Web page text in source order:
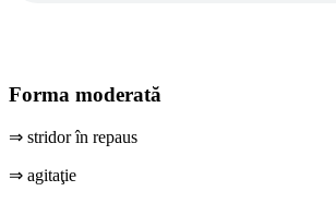
Forma moderată
⇒ stridor în repaus
⇒ agitaţie